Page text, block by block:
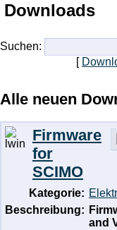
Downloads
Suchen:
[
Alle neuen
Firmware
for
SCIMO
Kategorie:
Beschreibung:
and